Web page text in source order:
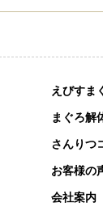
えびすま
まぐろ解
さんりつ
お客様の
会社案内